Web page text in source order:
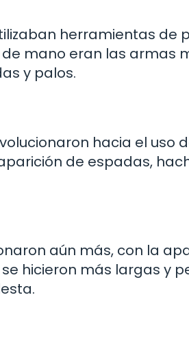
herramientas de
mano eran las armas
y palos.
hacia el uso
de espadas,
aún más, con la
hicieron más largas y